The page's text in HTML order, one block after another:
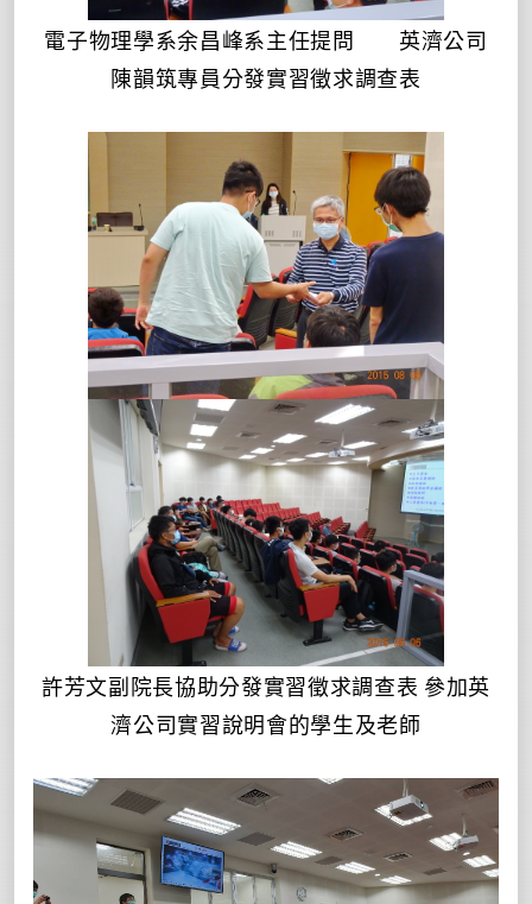
電子物理學系余昌峰系主任提問 英濟公司
陳韻筑專員分發實習徵求調查表
許芳文副院長協助分發實習徵求調查表 參加英
濟公司實習說明會的學生及老師